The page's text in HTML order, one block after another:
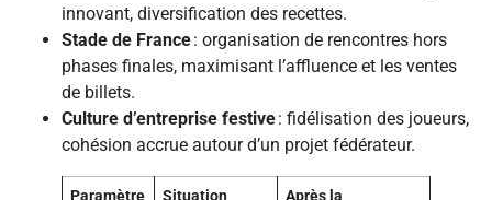
innovant, diversification des recettes.
Stade de France: organisation de rencontres hors
phases finales, maximisant l’affluence et les ventes
de billets.
Culture d’entreprise festive: fidélisation des joueurs,
cohésion accrue autour d’un projet fédérateur.
Paramètre
Situation
Après la